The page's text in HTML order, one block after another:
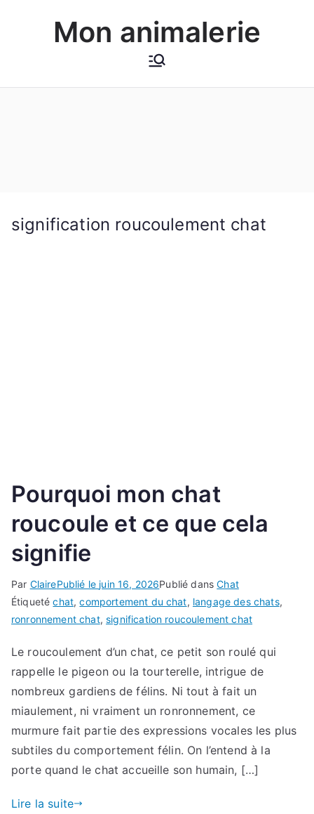
Mon animalerie
signification roucoulement chat
Pourquoi mon chat
roucoule et ce que cela
signifie
Par ClairePublié le juin 16, 2026Publié dansChat
Étiquetéchat,comportement du chat, langage des chats,
ronronnement chat,signification roucoulement chat
Le roucoulement d’un chat, ce petit son roulé qui
rappelle le pigeon ou la tourterelle, intrigue de
nombreux gardiens de félins. Ni tout à fait un
miaulement, ni vraiment un ronronnement, ce
murmure fait partie des expressions vocales les plus
subtiles du comportement félin. On l’entend à la
porte quand le chat accueille son humain, […]
Lire la suite